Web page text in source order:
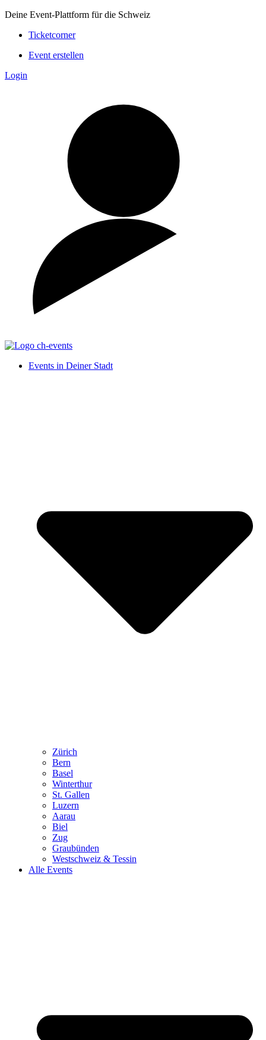
Deine Event-Plattform für die Schweiz
Ticketcorner
Event erstellen
Login
Events in Deiner Stadt
Zürich
Bern
Basel
Winterthur
St. Gallen
Luzern
Aarau
Biel
Zug
Graubünden
Westschweiz & Tessin
Alle Events